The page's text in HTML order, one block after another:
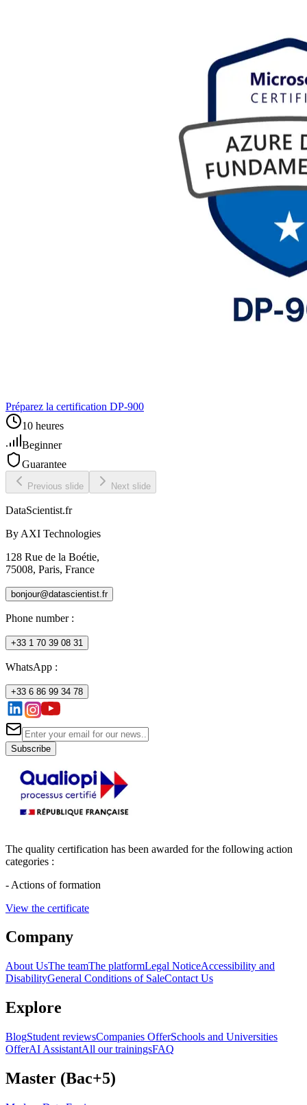
Préparez la certification DP‑900
10 heures
Beginner
Guarantee
Previous slide Next slide
DataScientist.fr
By AXI Technologies
128 Rue de la Boétie,
75008, Paris, France
bonjour@datascientist.fr
Phone number:
+33 1 70 39 08 31
WhatsApp :
+33 6 86 99 34 78
Subscribe
The quality certification has been awarded for the following action
categories :
- Actions of formation
View the certificate
Company
About UsThe teamThe platformLegal NoticeAccessibility and
DisabilityGeneral Conditions of SaleContact Us
Explore
BlogStudent reviewsCompanies OfferSchools and Universities
OfferAI AssistantAll our trainingsFAQ
Master (Bac+5)